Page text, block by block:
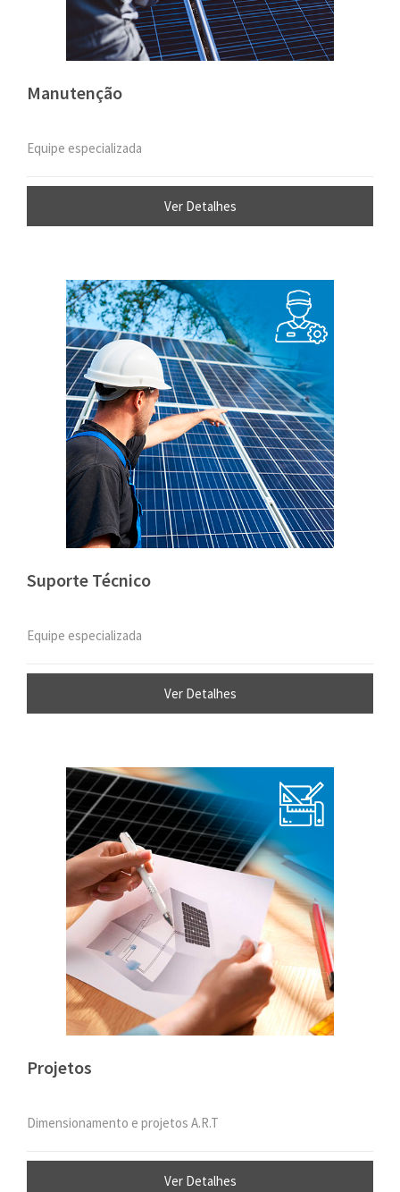
Manutenção
Equipe especializada
Ver Detalhes
Suporte Técnico
Equipe especializada
Ver Detalhes
Projetos
Dimensionamento e projetos A.R.T
Ver Detalhes